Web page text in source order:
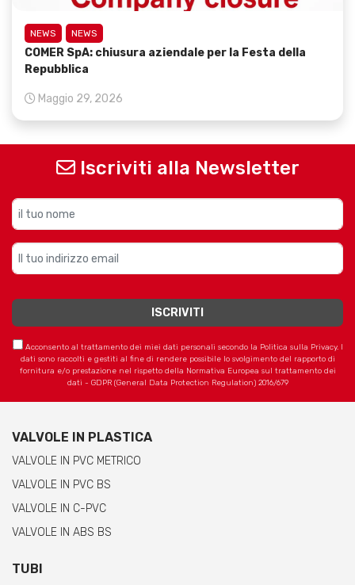
NEWS NEWS
COMER SpA: chiusura aziendale per la Festa della
Repubblica
Maggio 29, 2026
Iscriviti alla Newsletter
Acconsento al trattamento dei miei dati personali secondo la Politica sulla Privacy. I
dati sono raccolti e gestiti al fine di rendere possibile lo svolgimento del rapporto di
fornitura e/o prestazione nel rispetto della Normativa Europea sul trattamento dei
dati - GDPR (General Data Protection Regulation) 2016/679
VALVOLE IN PLASTICA
VALVOLE IN PVC METRICO
VALVOLE IN PVC BS
VALVOLE IN C-PVC
VALVOLE IN ABS BS
TUBI